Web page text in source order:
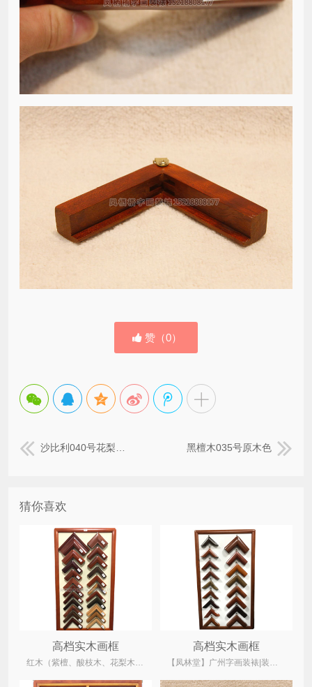
赞（0）
沙比利040号花梨木色 黑檀木035号原木色
猜你喜欢
高档实木画框
红木（紫檀、酸枝木、花梨木、鸡翅木）、菠萝格、柚木、水曲柳木、桐木
高档实木画框
【凤林堂】广州字画装裱|装裱店|裱画|书画装裱|国画装裱